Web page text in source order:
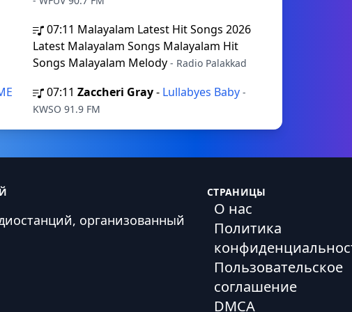
07:11 Malayalam Latest Hit Songs 2026
Latest Malayalam Songs Malayalam Hit
Songs Malayalam Melody - Radio Palakkad
07:11 Zaccheri Gray- Lullabyes Baby -
KWSO 91.9 FM
организованный
СТРАНИЦЫ
О нас
Политика
Пользовательское
соглашение
DMCA